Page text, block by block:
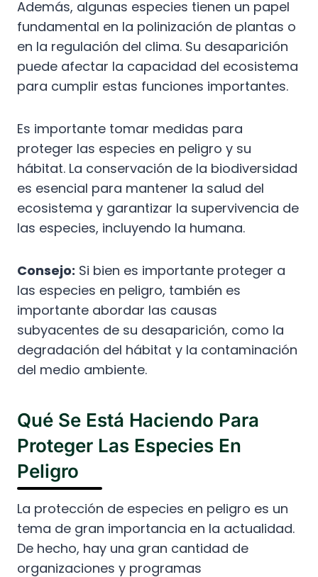
Además, algunas especies tienen un papel
fundamental en la polinización de plantas o
en la regulación del clima. Su desaparición
puede afectar la capacidad del ecosistema
para cumplir estas funciones importantes.
Es importante tomar medidas para
proteger las especies en peligro y su
hábitat. La conservación de la biodiversidad
es esencial para mantener la salud del
ecosistema y garantizar la supervivencia de
las especies, incluyendo la humana.
Consejo: Si bien es importante proteger a
las especies en peligro, también es
importante abordar las causas
subyacentes de su desaparición, como la
degradación del hábitat y la contaminación
del medio ambiente.
Qué Se Está Haciendo Para
Proteger Las Especies En
Peligro
La protección de especies en peligro es un
tema de gran importancia en la actualidad.
De hecho, hay una gran cantidad de
organizaciones y programas